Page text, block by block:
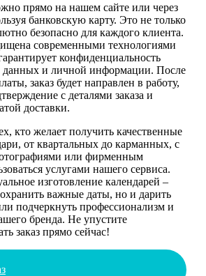
прямо на нашем сайте или через
банковскую карту. Это не только
безопасно для каждого клиента.
современными технологиями
конфиденциальность
и личной информации. После
заказ будет направлен в работу,
с деталями заказа и
доставки.
кто желает получить качественные
от квартальных до карманных, с
или фирменным
услугами нашего сервиса.
изготовление календарей –
важные даты, но и дарить
подчеркнуть профессионализм и
бренда. Не упустите
заказ прямо сейчас!